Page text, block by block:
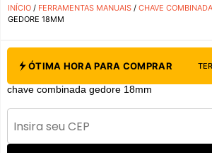
INÍCIO / FERRAMENTAS MANUAIS / CHAVE COMBINADA
GEDORE 18MM
ÓTIMA HORA PARA COMPRAR
chave combinada gedore 18mm